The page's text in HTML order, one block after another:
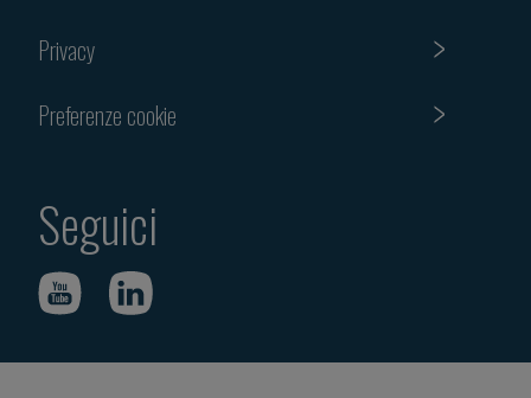
Privacy
Preferenze cookie
Seguici